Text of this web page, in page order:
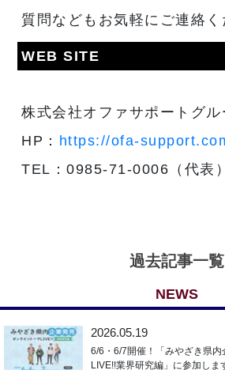
質問などもお気軽にご連絡く
WEB SITE
株式会社オファサポートグル
HP： https://ofa-
TEL：0985-71-0006（代表）
過去記事一覧
NEWS
2026.05.19
6/6・6/7開催！「みやざき県
LIVE!!業界研究編」に参加しま